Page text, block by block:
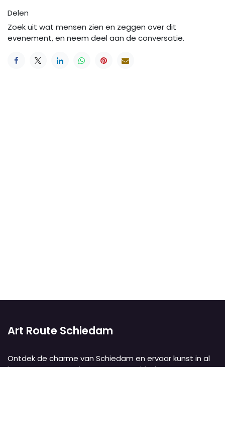
Delen
Zoek uit wat mensen zien en zeggen over dit
evenement, en neem deel aan de conversatie.
Art Route Schiedam
Ontdek de charme van Schiedam en ervaar kunst in al
haar vormen met de Kunstroute Schiedam. Deze